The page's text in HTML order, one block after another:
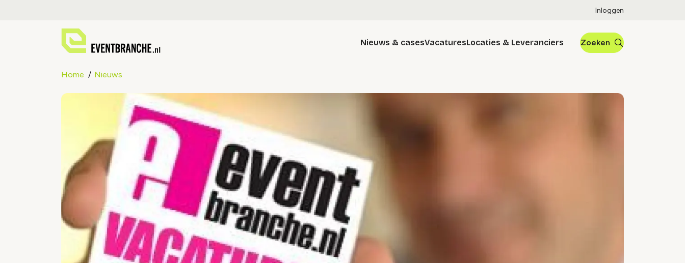
Inloggen
Nieuws & casesVacaturesLocaties & Leveranciers Zoeken
Home Nieuws